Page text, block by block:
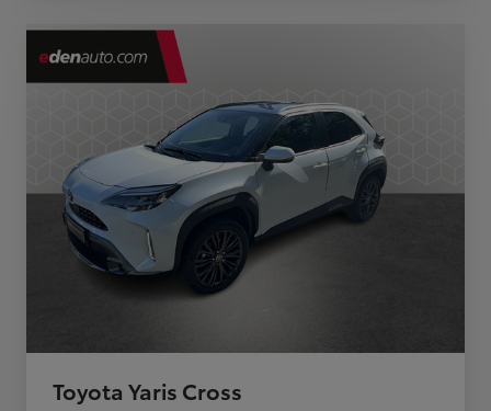
Toyota Yaris Cross